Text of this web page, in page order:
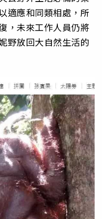
適應和同類相處，所
，未來工作人員仍將
野放回大自然生活的